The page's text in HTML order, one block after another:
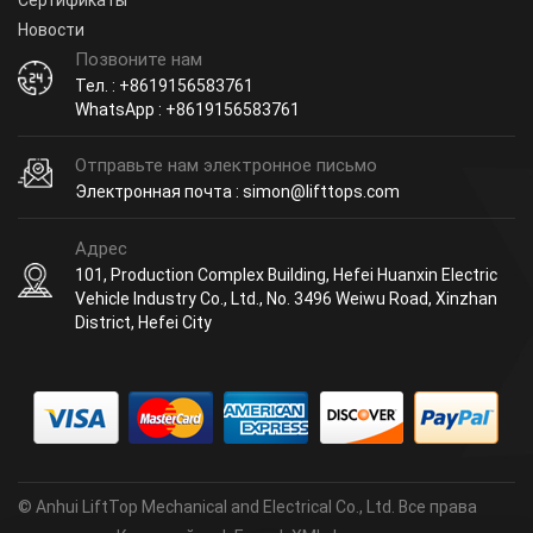
Новости
Позвоните нам
Тел. : +8619156583761
WhatsApp : +8619156583761
Отправьте нам электронное письмо
Электронная почта : simon@lifttops.com
Адрес
101, Production Complex Building, Hefei Huanxin Electric
Vehicle Industry Co., Ltd., No. 3496 Weiwu Road, Xinzhan
District, Hefei City
© Anhui LiftTop Mechanical and Electrical Co., Ltd. Все права